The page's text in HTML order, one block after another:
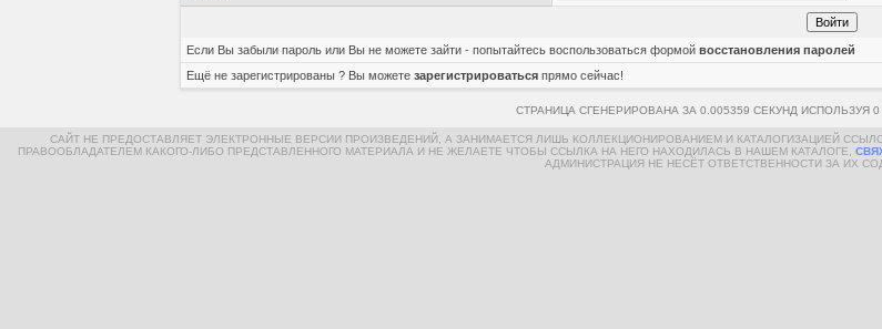
Если Вы забыли пароль или Вы не можете зайти - попытайтесь воспользоваться формой восстановления паролей
Ещё не зарегистрированы ? Вы можете зарегистрироваться прямо сейчас!
СТРАНИЦА СГЕНЕРИРОВАНА ЗА 0.005359 СЕКУНД ИСПОЛЬЗУЯ
САЙТ НЕ ПРЕДОСТАВЛЯЕТ ЭЛЕКТРОННЫЕ ВЕРСИИ ПРОИЗВЕДЕНИЙ, А ЗАНИМАЕТСЯ ЛИШЬ КОЛЛЕКЦИОНИРОВАНИЕМ И КАТАЛОГИЗАЦИЕЙ
ПРАВООБЛАДАТЕЛЕМ КАКОГО-ЛИБО ПРЕДСТАВЛЕННОГО МАТЕРИАЛА И НЕ ЖЕЛАЕТЕ ЧТОБЫ ССЫЛКА НА НЕГО НАХОДИЛАСЬ В НАШЕМ КАТАЛОГЕ,
АДМИНИСТРАЦИЯ НЕ НЕСЁТ ОТВЕТСТВЕННОСТИ ЗА ИХ